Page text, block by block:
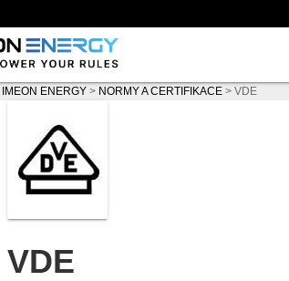
IMEON ENERGY > NORMY A CERTIFIKACE > VDE
VDE